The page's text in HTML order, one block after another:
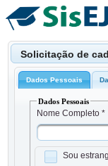
Solicitação de
Dados Pessoais
Dados Pessoais
Nome Completo *
Sou